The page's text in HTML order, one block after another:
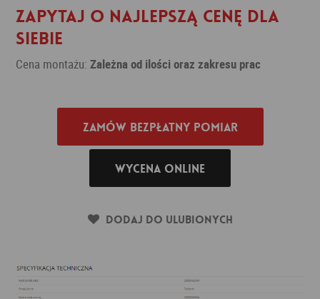
Zapytaj o najlepszą cenę dla
siebie
Cena montażu:Zależna od ilości oraz zakresu prac
Zamów bezpłatny pomiar
Wycena online
Dodaj do ulubionych